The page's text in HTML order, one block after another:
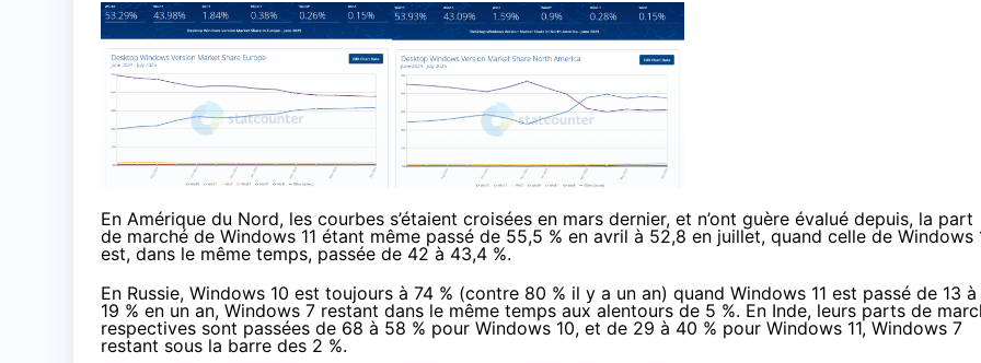
En Amérique du Nord, les courbes s’étaient croisées en mars dernier, et n’ont guère évalué depuis, la part
de marché de Windows 11 étant même passé de 55,5 % en avril à 52,8 en juillet, quand celle de Windows
est, dans le même temps, passée de 42 à 43,4 %.
En Russie, Windows 10 est toujours à 74 % (contre 80 % il y a un an) quand Windows 11 est passé de 13 à
19 % en un an, Windows 7 restant dans le même temps aux alentours de 5 %. En Inde, leurs parts de
respectives sont passées de 68 à 58 % pour Windows 10, et de 29 à 40 % pour Windows 11, Windows 7
restant sous la barre des 2 %.